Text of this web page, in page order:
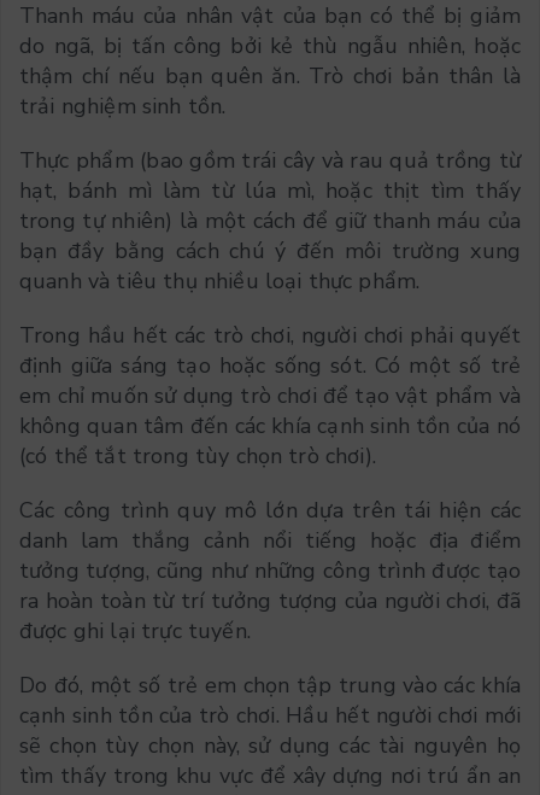
Thanh máu của nhân vật của bạn có thể bị giảm
do ngã, bị tấn công bởi kẻ thù ngẫu nhiên, hoặc
thậm chí nếu bạn quên ăn. Trò chơi bản thân là
trải nghiệm sinh tồn.
Thực phẩm (bao gồm trái cây và rau quả trồng từ
hạt, bánh mì làm từ lúa mì, hoặc thịt tìm thấy
trong tự nhiên) là một cách để giữ thanh máu của
bạn đầy bằng cách chú ý đến môi trường xung
quanh và tiêu thụ nhiều loại thực phẩm.
Trong hầu hết các trò chơi, người chơi phải quyết
định giữa sáng tạo hoặc sống sót. Có một số trẻ
em chỉ muốn sử dụng trò chơi để tạo vật phẩm và
không quan tâm đến các khía cạnh sinh tồn của nó
(có thể tắt trong tùy chọn trò chơi).
Các công trình quy mô lớn dựa trên tái hiện các
danh lam thắng cảnh nổi tiếng hoặc địa điểm
tưởng tượng, cũng như những công trình được tạo
ra hoàn toàn từ trí tưởng tượng của người chơi, đã
được ghi lại trực tuyến.
Do đó, một số trẻ em chọn tập trung vào các khía
cạnh sinh tồn của trò chơi. Hầu hết người chơi mới
sẽ chọn tùy chọn này, sử dụng các tài nguyên họ
tìm thấy trong khu vực để xây dựng nơi trú ẩn an